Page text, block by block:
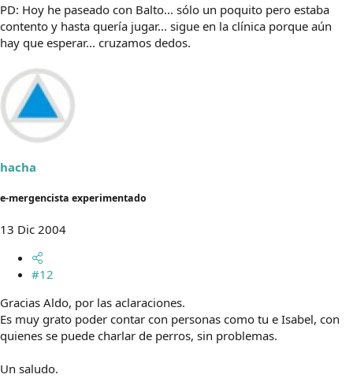
PD: Hoy he paseado con Balto... sólo un poquito pero estaba
contento y hasta quería jugar... sigue en la clínica porque aún
hay que esperar... cruzamos dedos.
hacha
e-mergencista experimentado
13 Dic 2004
#12
Gracias Aldo, por las aclaraciones.
Es muy grato poder contar con personas como tu e Isabel, con
quienes se puede charlar de perros, sin problemas.
Un saludo.